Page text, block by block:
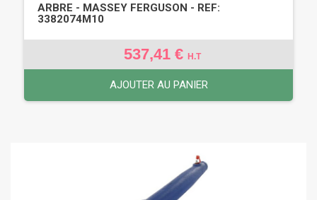
ARBRE - MASSEY FERGUSON - REF:
3382074M10
537,41 € H.T
AJOUTER AU PANIER